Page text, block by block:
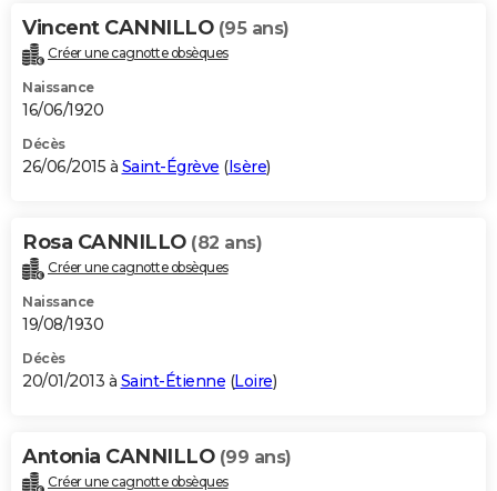
Vincent CANNILLO (95 ans)
Créer une cagnotte obsèques
Naissance
16/06/1920
Décès
26/06/2015 à Saint-Égrève (Isère)
Rosa CANNILLO (82 ans)
Créer une cagnotte obsèques
Naissance
19/08/1930
Décès
20/01/2013 à Saint-Étienne (Loire)
Antonia CANNILLO (99 ans)
Créer une cagnotte obsèques